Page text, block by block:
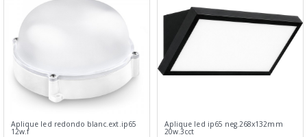
Aplique led redondo blanc.ext.ip65
12w.f
Aplique led ip65 neg.268x132mm
20w.3cct